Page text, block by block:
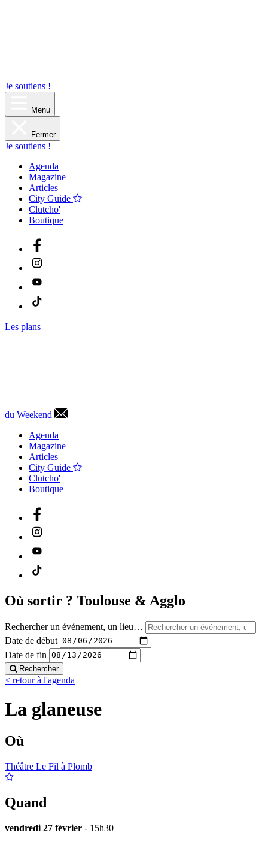
Je soutiens !
Menu
Fermer
Je soutiens !
Agenda
Magazine
Articles
City Guide
Clutcho'
Boutique
Les plans
du Weekend
Agenda
Magazine
Articles
City Guide
Clutcho'
Boutique
Où sortir ? Toulouse & Agglo
Rechercher un événement, un lieu…
Date de début
Date de fin
Rechercher
< retour à l'agenda
La glaneuse
Où
Théâtre Le Fil à Plomb
Quand
vendredi 27 février - 15h30